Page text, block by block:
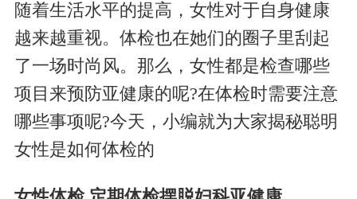
随着生活水平的提高，女性对于自身健康
越来越重视。体检也在她们的圈子里刮起
了一场时尚风。那么，女性都是检查哪些
项目来预防亚健康的呢?在体检时需要注意
哪些事项呢?今天，小编就为大家揭秘聪明
女性是如何体检的